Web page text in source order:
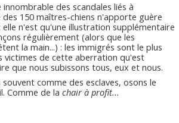
des scandales liés à
150 maîtres-chiens n'apporte guère
n'est qu'une illustration supplémentaire
régulièrement (alors que les
la main...) : les immigrés sont le plus
victimes de cette aberration qu'est
que nous subissons tous, eux et nous.
comme des esclaves, osons le
Comme de la chair à profit...